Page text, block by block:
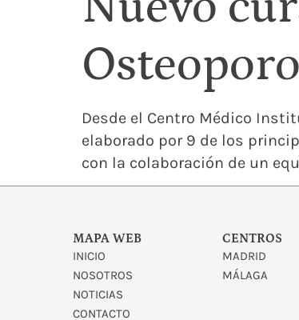
Desde el Centro Médico
elaborado por 9 de los
con la colaboración de un
MAPA WEB
INICIO
NOSOTROS
NOTICIAS
CONTACTO
CENTROS
MADRID
MÁLAGA